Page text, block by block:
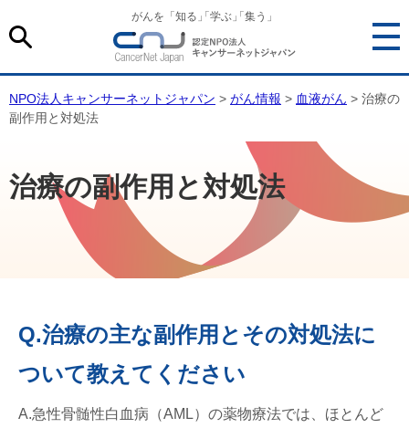
がんを「知る 「学ぶ 「集う」
NPO法人キャンサーネットジャパン > がん情報 > 血液がん > 治療の
副作用と対処法
治療の副作用と対処法
Q.治療の主な副作用とその対処法に
ついて教えてください
A.急性骨髄性白血病（AML）の薬物療法では、ほとんど